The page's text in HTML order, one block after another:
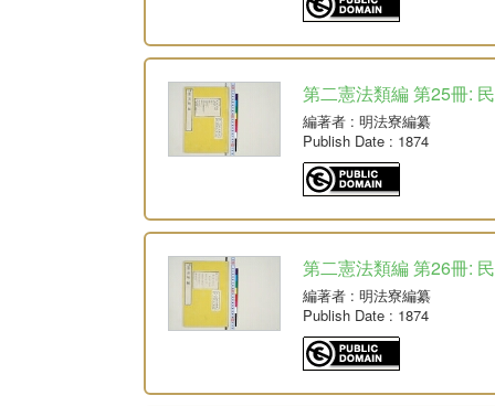
第二憲法類編 第25冊:
編著者 : 明法寮編纂
Publish Date : 1874
第二憲法類編 第26冊:
編著者 : 明法寮編纂
Publish Date : 1874